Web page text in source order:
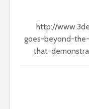
http://
goes-beyond-
that-